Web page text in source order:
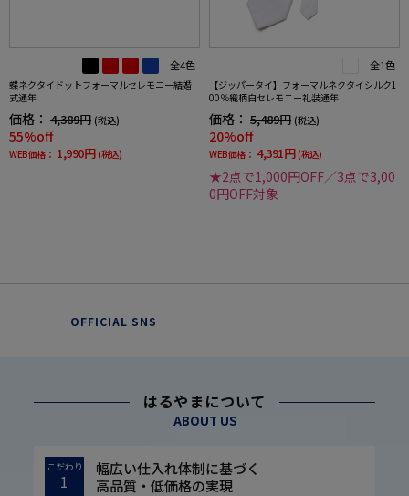
全4色
蝶ネクタイドットフォーマルセレモニー結婚
式通年
価格： 4,389円 (税込)
55%off
WEB価格： 1,990円 (税込)
全1色
【ジッパータイ】フォーマルネクタイシルク1
00％織柄白セレモニー礼装通年
価格： 5,489円 (税込)
20%off
WEB価格： 4,391円 (税込)
★2点で1,000円OFF／3点で3,00
0円OFF対象
OFFICIAL SNS
はるやまについて
ABOUT US
こだわり
1
幅広い仕入れ体制に基づく
高品質・低価格の実現